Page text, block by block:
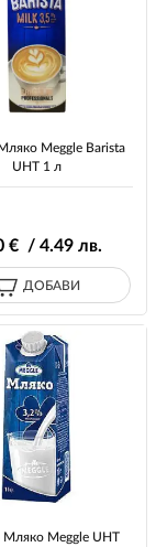
Meggle Barista
UHT 1 л
€ / 4.49 лв.
ДОБАВИ
Мляко Meggle UHT